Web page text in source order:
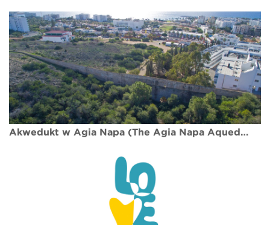
Akwedukt w Agia Napa (The Agia Napa Aqueduct)